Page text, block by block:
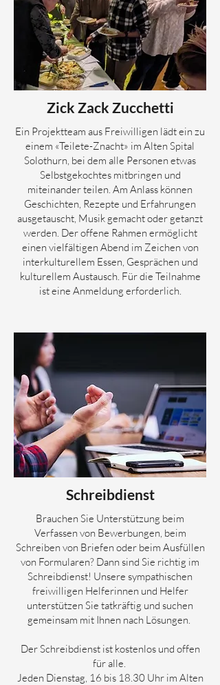
Zick Zack Zucchetti
Ein Projektteam aus Freiwilligen lädt ein zu
einem «Teilete-Znacht» im Alten Spital
Solothurn, bei dem alle Personen etwas
Selbstgekochtes mitbringen und
miteinander teilen. Am Anlass können
Geschichten, Rezepte und Erfahrungen
ausgetauscht, Musik gemacht oder getanzt
werden. Der offene Rahmen ermöglicht
einen vielfältigen Abend im Zeichen von
interkulturellem Essen, Gesprächen und
kulturellem Austausch. Für die Teilnahme
ist eine Anmeldung erforderlich.
Schreibdienst
Brauchen Sie Unterstützung beim
Verfassen von Bewerbungen, beim
Schreiben von Briefen oder beim Ausfüllen
von Formularen? Dann sind Sie richtig im
Schreibdienst! Unsere sympathischen
freiwilligen Helferinnen und Helfer
unterstützen Sie tatkräftig und suchen
gemeinsam mit Ihnen nach Lösungen.
Der Schreibdienst ist kostenlos und offen
für alle.
Jeden Dienstag, 16 bis 18.30 Uhr im Alten